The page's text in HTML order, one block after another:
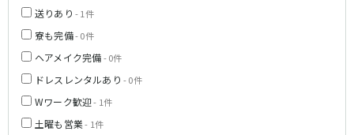
送りあり - 1件
寮も完備- 0件
ヘアメイク完備- 0件
ドレスレンタルあり - 0件
Wワーク歓迎- 1件
土曜も営業- 1件
川越
熊谷
浦和・北浦和
春日部
蕨
西国分寺駅
四ツ谷駅
新橋駅
上野駅